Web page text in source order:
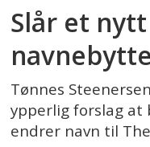
Slår et
navnebytte
Tønnes
ypperlig forslag at
endrer navn til